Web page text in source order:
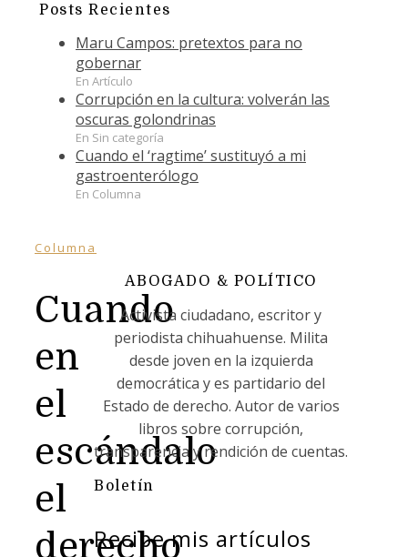
Posts Recientes
Maru Campos: pretextos para no
gobernar
En Artículo
Corrupción en la cultura: volverán las
oscuras golondrinas
En Sin categoría
Cuando el ‘ragtime’ sustituyó a mi
gastroenterólogo
En Columna
Columna
Cuando
en
el
escándalo
el
derecho
ABOGADO & POLÍTICO
Activista ciudadano, escritor y
periodista chihuahuense. Milita
desde joven en la izquierda
democrática y es partidario del
Estado de derecho. Autor de varios
libros sobre corrupción,
transparencia y rendición de cuentas.
Boletín
Recibe mis artículos